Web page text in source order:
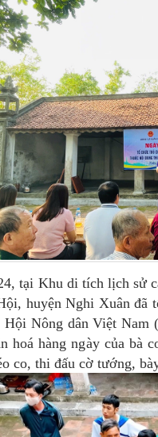
tại Khu di tích lịch sử
huyện Nghi Xuân đã
Nông dân Việt Nam
hoá hàng ngày của bà
co, thi đấu cờ tướng,